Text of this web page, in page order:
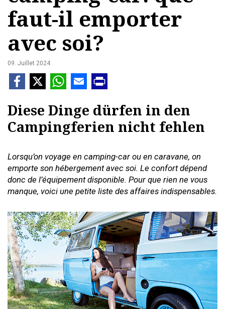
faut-il emporter
avec soi?
09. Juillet 2024
Diese Dinge dürfen in den
Campingferien nicht fehlen
Lorsqu’on voyage en camping-car ou en caravane, on
emporte son hébergement avec soi. Le confort dépend
donc de l’équipement disponible. Pour que rien ne vous
manque, voici une petite liste des affaires indispensables.